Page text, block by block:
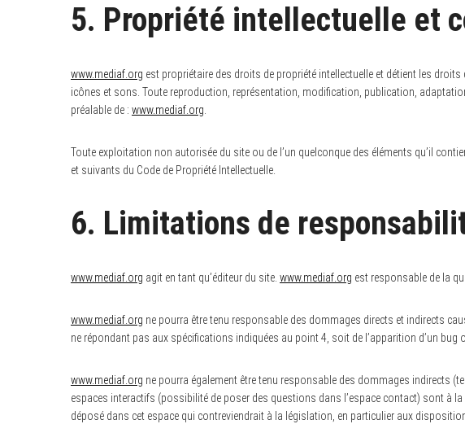
5. Propriété intellectuelle et
www.mediaf.org est propriétaire des droits de propriété intellectuelle et détient les
icônes et sons. Toute reproduction, représentation, modification, publication,
préalable de : www.mediaf.org
Toute exploitation non autorisée du site ou de l’un quelconque des éléments qu’il
et suivants du Code de Propriété Intellectuelle.
6. Limitations de
www.mediaf.org agit en tant qu’éditeur du site. www.mediaf.org est responsable de la
www.mediaf.org ne pourra être tenu responsable des dommages directs et indirects
ne répondant pas aux spécifications indiquées au point 4, soit de l’apparition d’un bug
www.mediaf.org ne pourra également être tenu responsable des dommages indirects
espaces interactifs (possibilité de poser des questions dans l’espace contact) sont à
déposé dans cet espace qui contreviendrait à la législation, en particulier aux